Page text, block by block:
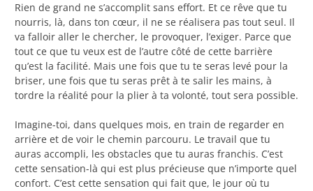
Rien de grand ne s’accomplit sans effort. Et ce rêve que tu
nourris, là, dans ton cœur, il ne se réalisera pas tout seul. Il
va falloir aller le chercher, le provoquer, l’exiger. Parce que
tout ce que tu veux est de l’autre côté de cette barrière
qu’est la facilité. Mais une fois que tu te seras levé pour la
briser, une fois que tu seras prêt à te salir les mains, à
tordre la réalité pour la plier à ta volonté, tout sera possible.
Imagine-toi, dans quelques mois, en train de regarder en
arrière et de voir le chemin parcouru. Le travail que tu
auras accompli, les obstacles que tu auras franchis. C’est
cette sensation-là qui est plus précieuse que n’importe quel
confort. C’est cette sensation qui fait que, le jour où tu